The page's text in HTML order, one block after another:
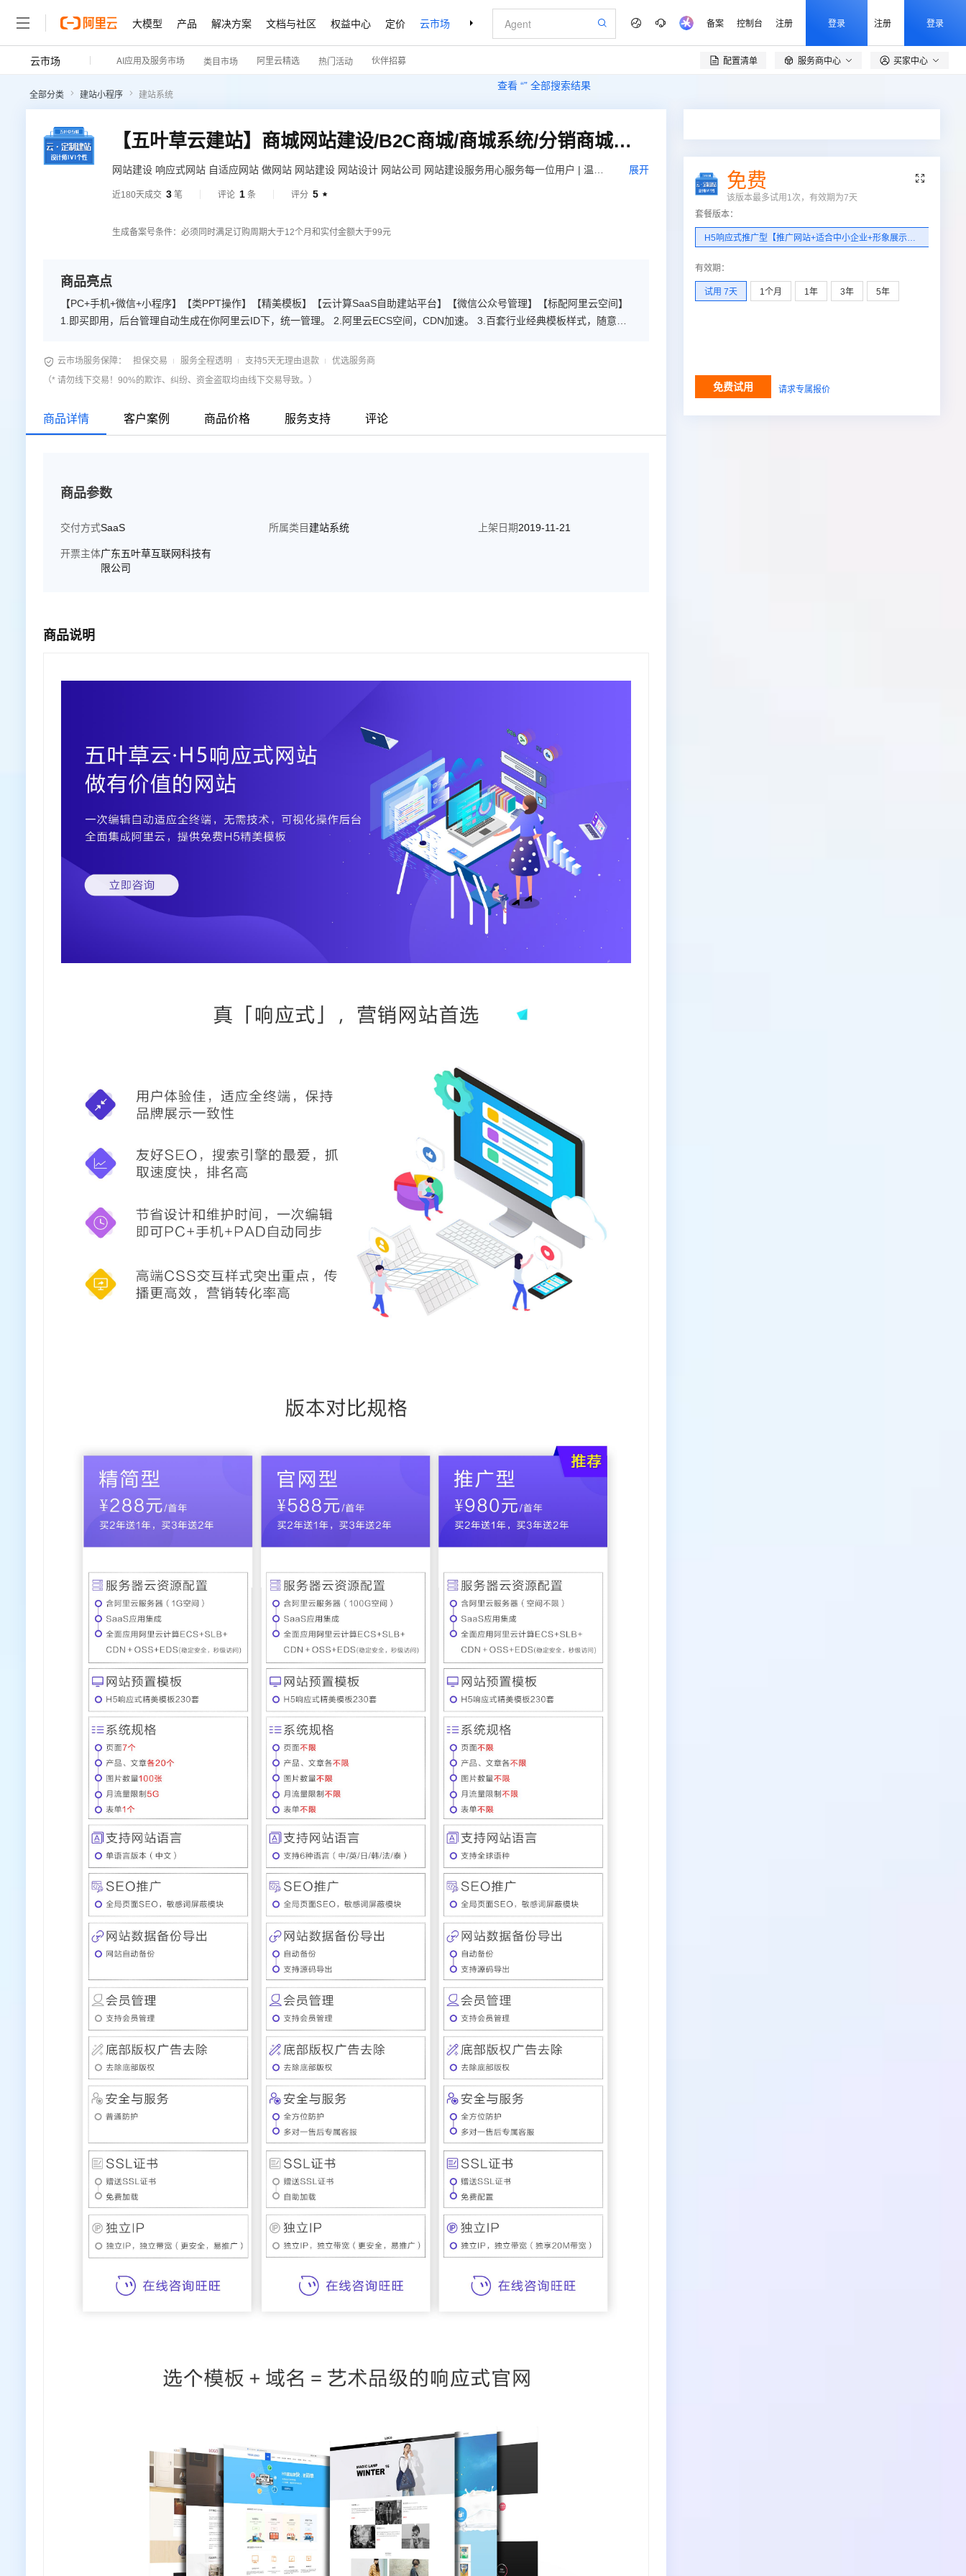
大模型 产品 解决方案 文档与社区 权益中心 定价 云市场 合作伙伴 支持与服务 了解阿里云
查看 “” 全部搜索结果
备案 控制台 注册 登录 注册 登录
云市场 AI应用及服务市场 类目市场 阿里云精选 热门活动 伙伴招募 配置清单  服务商中心 买家中心
全部分类 建站小程序 建站系统
【五叶草云建站】商城网站建设/B2C商城/商城系统/分销商城（服务热线:020-28185502）
网站建设 响应式网站 自适应网站 做网站 网站建设 网站设计 网站公司 网站建设服务用心服务每一位用户 | 温馨
展开
近180天成交 3 笔 评论 1 条 评分 5 
生成备案号条件：必须同时满足订购周期大于12个月和实付金额大于99元
商品亮点
【PC+手机+微信+小程序】【类PPT操作】【精美模板】【云计算SaaS自助建站平台】【微信公众号管理】【标配阿里云空间】
1.即买即用，后台管理自动生成在你阿里云ID下，统一管理。 2.阿里云ECS空间，CDN加速。 3.百套行业经典模板样式，随意切
 云市场服务保障： 担保交易 服务全程透明 支持5天无理由退款
优选服务商
（* 请勿线下交易！90%的欺诈、纠纷、资金盗取均由线下交易导致。）
商品详情 客户案例 商品价格 服务支持 评论
商品参数
交付方式SaaS 所属类目建站系统 上架日期2019-11-21
开票主体广东五叶草互联网科技有
限公司
商品说明

免费
该版本最多试用1次，有效期为7天
套餐版本：
H5响应式推广型【推广网站+适合中小企业+形象展示+网站推广+CDN加速服务+支持加载Https】
有效期 ：
试用 7天 1个月 1年 3年 5年
免费试用 请求专属报价